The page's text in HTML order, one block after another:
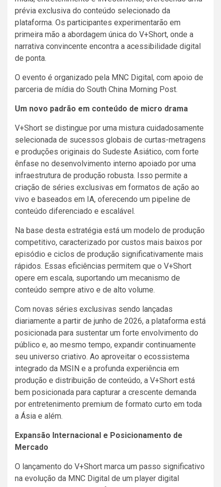
prévia exclusiva do conteúdo selecionado da
plataforma. Os participantes experimentarão em
primeira mão a abordagem única do V+Short, onde a
narrativa convincente encontra a acessibilidade digital
de ponta.
O evento é organizado pela MNC Digital, com apoio de
parceria de mídia do South China Morning Post.
Um novo padrão em conteúdo de micro drama
V+Short se distingue por uma mistura cuidadosamente
selecionada de sucessos globais de curtas-metragens
e produções originais do Sudeste Asiático, com forte
ênfase no desenvolvimento interno apoiado por uma
infraestrutura de produção robusta. Isso permite a
criação de séries exclusivas em formatos de ação ao
vivo e baseados em IA, oferecendo um pipeline de
conteúdo diferenciado e escalável.
Na base desta estratégia está um modelo de produção
competitivo, caracterizado por custos mais baixos por
episódio e ciclos de produção significativamente mais
rápidos. Essas eficiências permitem que o V+Short
opere em escala, suportando um mecanismo de
conteúdo sempre ativo e de alto volume.
Com novas séries exclusivas sendo lançadas
diariamente a partir de junho de 2026, a plataforma está
posicionada para sustentar um forte envolvimento do
público e, ao mesmo tempo, expandir continuamente
seu universo criativo. Ao aproveitar o ecossistema
integrado da MSIN e a profunda experiência em
produção e distribuição de conteúdo, a V+Short está
bem posicionada para capturar a crescente demanda
por entretenimento premium de formato curto em toda
a Ásia e além.
Expansão Internacional e Posicionamento de
Mercado
O lançamento do V+Short marca um passo significativo
na evolução da MNC Digital de um player digital